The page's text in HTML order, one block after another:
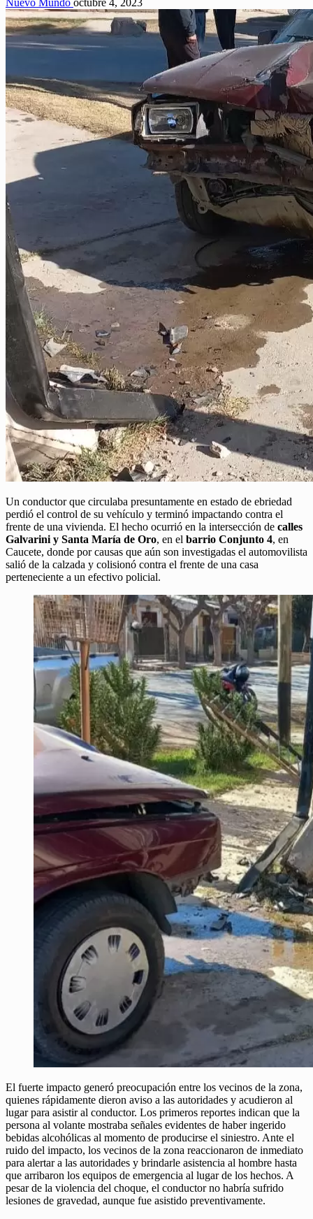
Nuevo Mundo octubre 4, 2023
Un conductor que circulaba presuntamente en estado de ebriedad
perdió el control de su vehículo y terminó impactando contra el
frente de una vivienda. El hecho ocurrió en la intersección de calles
Galvarini y Santa María de Oro, en el barrio Conjunto 4, en
Caucete, donde por causas que aún son investigadas el automovilista
salió de la calzada y colisionó contra el frente de una casa
perteneciente a un efectivo policial.
El fuerte impacto generó preocupación entre los vecinos de la zona,
quienes rápidamente dieron aviso a las autoridades y acudieron al
lugar para asistir al conductor. Los primeros reportes indican que la
persona al volante mostraba señales evidentes de haber ingerido
bebidas alcohólicas al momento de producirse el siniestro. Ante el
ruido del impacto, los vecinos de la zona reaccionaron de inmediato
para alertar a las autoridades y brindarle asistencia al hombre hasta
que arribaron los equipos de emergencia al lugar de los hechos. A
pesar de la violencia del choque, el conductor no habría sufrido
lesiones de gravedad, aunque fue asistido preventivamente.